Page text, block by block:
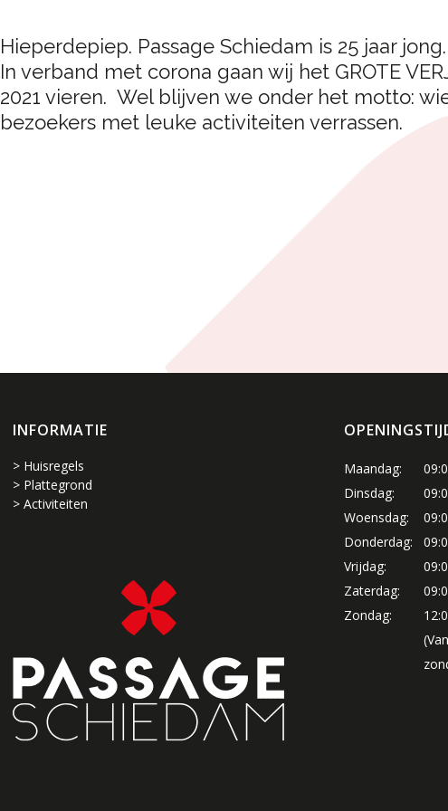
Hieperdepiep. Passage Schiedam is 25 jaar jong.
In verband met corona gaan wij het GROTE
2021 vieren. Wel blijven we onder het motto:
bezoekers met leuke activiteiten verrassen.
INFORMATIE
> Huisregels
> Plattegrond
> Activiteiten
Maandag:
Dinsdag:
Woensdag:
Donderdag:
Vrijdag:
Zaterdag:
Zondag: